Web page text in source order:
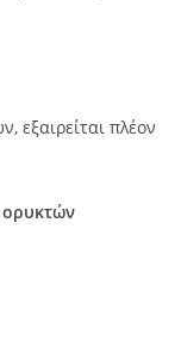
εξαιρείται πλέον
ορυκτών